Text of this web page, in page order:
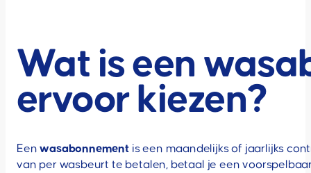
Wat is een
ervoor kiezen?
Eenwasabonnementis een maandelijks of jaarlijks
van per wasbeurt te betalen, betaal je een